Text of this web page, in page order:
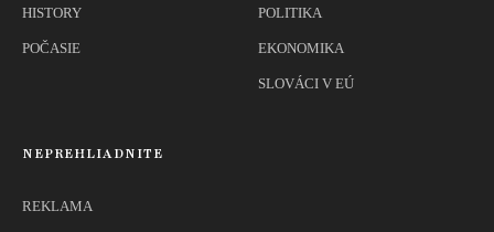
HISTORY
POČASIE
POLITIKA
EKONOMIKA
SLOVÁCI V EÚ
NEPREHLIADNITE
REKLAMA